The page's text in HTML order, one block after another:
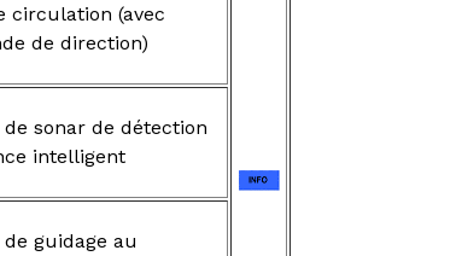
circulation (avec
de direction)
de sonar de détection
intelligent
guidage au